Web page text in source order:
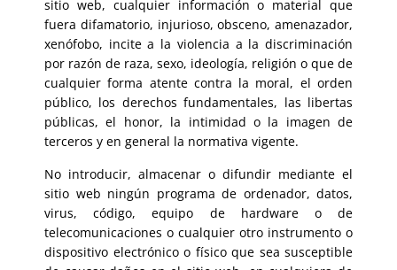
sitio web, cualquier información o material que
fuera difamatorio, injurioso, obsceno, amenazador,
xenófobo, incite a la violencia a la discriminación
por razón de raza, sexo, ideología, religión o que de
cualquier forma atente contra la moral, el orden
público, los derechos fundamentales, las libertas
públicas, el honor, la intimidad o la imagen de
terceros y en general la normativa vigente.
No introducir, almacenar o difundir mediante el
sitio web ningún programa de ordenador, datos,
virus, código, equipo de hardware o de
telecomunicaciones o cualquier otro instrumento o
dispositivo electrónico o físico que sea susceptible